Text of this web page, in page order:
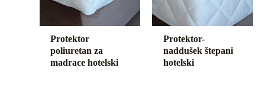
Protektor
poliuretan za
madrace hotelski
Protektor-
naddušek štepani
hotelski